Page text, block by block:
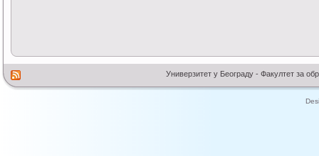
Универзитет у Београду - Факултет за